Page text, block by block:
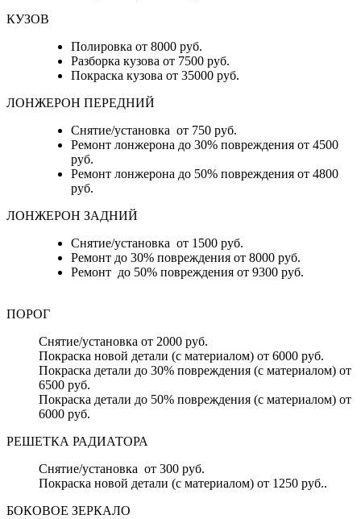
КУЗОВ
Полировка от 8000 руб.
Разборка кузова от 7500 руб.
Покраска кузова от 35000 руб.
ЛОНЖЕРОН ПЕРЕДНИЙ
Снятие/установка от 750 руб.
Ремонт лонжерона до 30% повреждения от 4500
руб.
Ремонт лонжерона до 50% повреждения от 4800
руб.
ЛОНЖЕРОН ЗАДНИЙ
Снятие/установка от 1500 руб.
Ремонт до 30% повреждения от 8000 руб.
Ремонт до 50% повреждения от 9300 руб.
ПОРОГ
Снятие/установка от 2000 руб.
Покраска новой детали (с материалом) от 6000 руб.
Покраска детали до 30% повреждения (с материалом) от
6500 руб.
Покраска детали до 50% повреждения (с материалом) от
6000 руб.
РЕШЕТКА РАДИАТОРА
Снятие/установка от 300 руб.
Покраска новой детали (с материалом) от 1250 руб..
БОКОВОЕ ЗЕРКАЛО